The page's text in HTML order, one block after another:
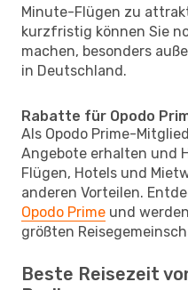
Minute-Flügen zu
kurzfristig können Sie
machen, besonders
in Deutschland.
Rabatte für Opodo
Als Opodo Prime-
Angebote erhalten und
Flügen, Hotels und
anderen Vorteilen.
Opodo Prime und
größten
Beste Reisezeit